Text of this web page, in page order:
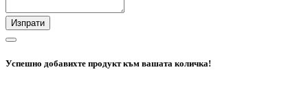
Изпрати
Успешно добавихте продукт към вашата количка!